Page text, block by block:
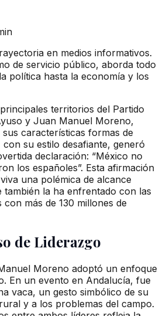
en medios informativos.
de servicio público, aborda todo
política hasta la economía y los
territorios del Partido
y Juan Manuel Moreno,
características formas de
su estilo desafiante, generó
declaración: “México no
los españoles”. Esta afirmación
una polémica de alcance
también la ha enfrentado con las
más de 130 millones de
de Liderazgo
Moreno adoptó un enfoque
En un evento en Andalucía, fue
vaca, un gesto simbólico de su
y a los problemas del campo.